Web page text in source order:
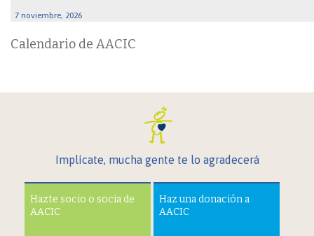
7 noviembre, 2026
Calendario de AACIC
Implícate, mucha gente te lo agradecerá
Hazte socio o socia de
AACIC
Haz una donación a
AACIC